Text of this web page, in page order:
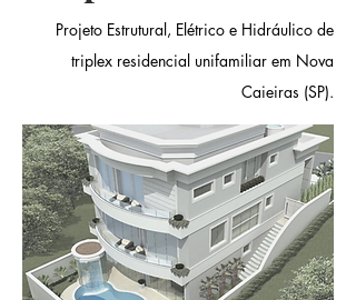
Projeto Estrutural, Elétrico e Hidráulico de
triplex residencial unifamiliar em Nova
Caieiras (SP).